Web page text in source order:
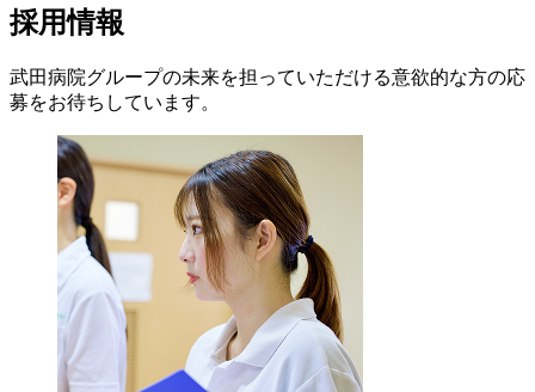
採用情報
武田病院グループの未来を担っていただける意欲的な方の応
募をお待ちしています。